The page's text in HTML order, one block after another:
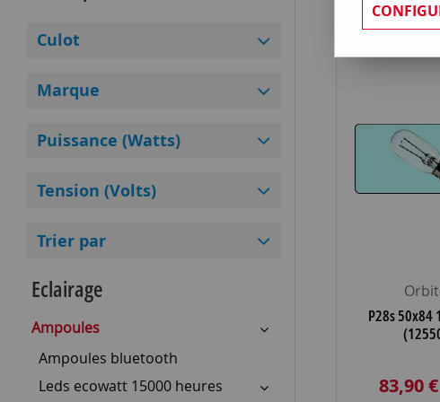
Culot
Marque
Puissance (Watts)
Tension (Volts)
Trier par
Eclairage
Ampoules
Ampoules bluetooth
Leds ecowatt 15000 heures
P28s 50x84
83,90 €